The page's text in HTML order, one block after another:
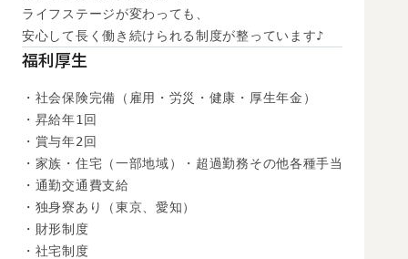
ライフステージが変わっても、
安心して長く働き続けられる制度が整っています♪
福利厚生
・社会保険完備（雇用・労災・健康・厚生年金）
・昇給年1回
・賞与年2回
・家族・住宅（一部地域）・超過勤務その他各種手当
・通勤交通費支給
・独身寮あり（東京、愛知）
・財形制度
・社宅制度